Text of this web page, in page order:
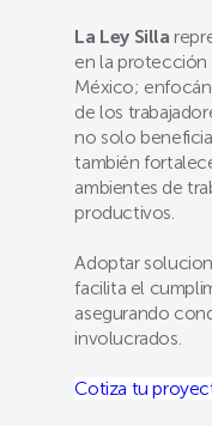
La Ley Silla
en la protección
México;
de los
no solo
también
ambientes de
productivos.
Adoptar
facilita el
asegurando
involucrados.
Cotiza tu